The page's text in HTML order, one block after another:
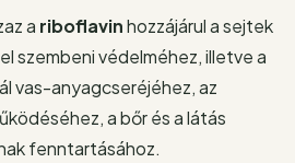
a riboflavinhozzájárul a sejtek
szembeni védelméhez, illetve a
vas-anyagcseréjéhez, az
a bőr és a látás
fenntartásához.